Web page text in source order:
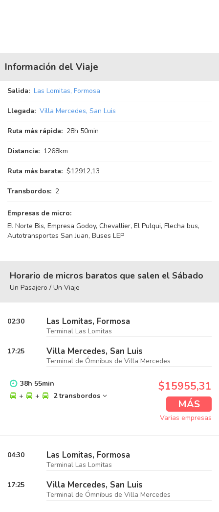
Información del Viaje
Salida: Las Lomitas, Formosa
Llegada: Villa Mercedes, San Luis
Ruta más rápida: 28h 50min
Distancia: 1268km
Ruta más barata: $12912,13
Transbordos: 2
Empresas de micro:
El Norte Bis, Empresa Godoy, Chevallier, El Pulqui, Flecha bus,
Autotransportes San Juan, Buses LEP
Horario de micros baratos que salen el Sábado
Un Pasajero / Un Viaje
02:30 Las Lomitas, Formosa
Terminal Las Lomitas
17:25 Villa Mercedes, San Luis
Terminal de Ómnibus de Villa Mercedes
38h 55min
+
+ 2 transbordos
$15955,31
MÁS
Varias empresas
04:30 Las Lomitas, Formosa
Terminal Las Lomitas
17:25 Villa Mercedes, San Luis
Terminal de Ómnibus de Villa Mercedes